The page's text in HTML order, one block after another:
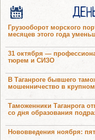
Грузооборот морского
месяцев этого года
31 октября —
тюрем и СИЗО
В Таганроге бывшего
мошенничество в
Таможенники Таганрога
со дня образования
Нововведения ноября: